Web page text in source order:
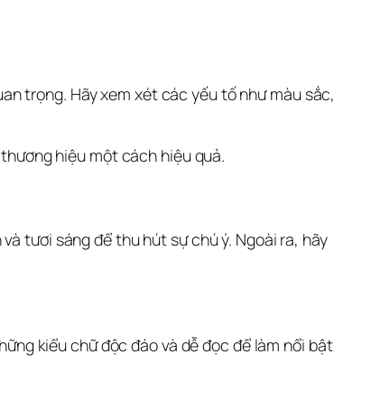
trọng. Hãy xem xét các yếu tố như màu sắc,
hiệu một cách hiệu quả.
tươi sáng để thu hút sự chú ý. Ngoài ra, hãy
kiểu chữ độc đáo và dễ đọc để làm nổi bật